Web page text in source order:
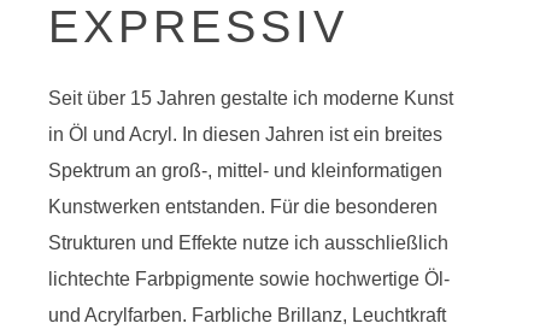
EXPRESSIV
Seit über 15 Jahren gestalte ich moderne Kunst
in Öl und Acryl. In diesen Jahren ist ein breites
Spektrum an groß-, mittel- und kleinformatigen
Kunstwerken entstanden. Für die besonderen
Strukturen und Effekte nutze ich ausschließlich
lichtechte Farbpigmente sowie hochwertige Öl-
und Acrylfarben. Farbliche Brillanz, Leuchtkraft